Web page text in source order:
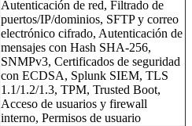
Autenticación de red, Filtrado de
puertos/IP/dominios, SFTP y correo
electrónico cifrado, Autenticación de
mensajes con Hash SHA-256,
SNMPv3, Certificados de seguridad
con ECDSA, Splunk SIEM, TLS
1.1/1.2/1.3, TPM, Trusted Boot,
Acceso de usuarios y firewall
interno, Permisos de usuario